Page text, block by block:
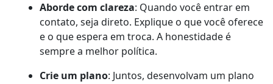
Aborde com clareza: Quando você entrar em
contato, seja direto. Explique o que você oferece
e o que espera em troca. A honestidade é
sempre a melhor política.
Crie um plano: Juntos, desenvolvam um plano